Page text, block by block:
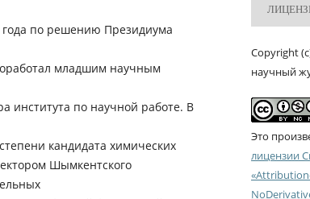
по решению Президиума
младшим научным
института по научной работе. В
кандидата химических
Шымкентского
Copyright
научный
Это
лицензии